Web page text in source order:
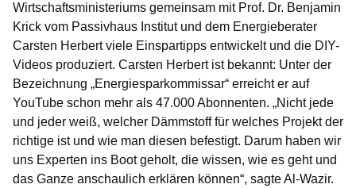
Wirtschaftsministeriums gemeinsam mit Prof. Dr. Benjamin
Krick vom Passivhaus Institut und dem Energieberater
Carsten Herbert viele Einspartipps entwickelt und die DIY-
Videos produziert. Carsten Herbert ist bekannt: Unter der
Bezeichnung „Energiesparkommissar“ erreicht er auf
YouTube schon mehr als 47.000 Abonnenten. „Nicht jede
und jeder weiß, welcher Dämmstoff für welches Projekt der
richtige ist und wie man diesen befestigt. Darum haben wir
uns Experten ins Boot geholt, die wissen, wie es geht und
das Ganze anschaulich erklären können“, sagte Al-Wazir.